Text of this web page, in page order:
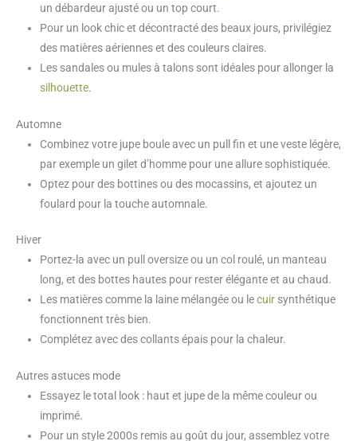
un débardeur ajusté ou un top court.
Pour un look chic et décontracté des beaux jours, privilégiez
des matières aériennes et des couleurs claires.
Les sandales ou mules à talons sont idéales pour allonger la
silhouette.
Automne
Combinez votre jupe boule avec un pull fin et une veste légère,
par exemple un gilet d’homme pour une allure sophistiquée.
Optez pour des bottines ou des mocassins, et ajoutez un
foulard pour la touche automnale.
Hiver
Portez-la avec un pull oversize ou un col roulé, un manteau
long, et des bottes hautes pour rester élégante et au chaud.
Les matières comme la laine mélangée ou lecuir synthétique
fonctionnent très bien.
Complétez avec des collants épais pour la chaleur.
Autres astuces mode
Essayez le total look : haut et jupe de la même couleur ou
imprimé.
Pour un style 2000s remis au goût du jour, assemblez votre